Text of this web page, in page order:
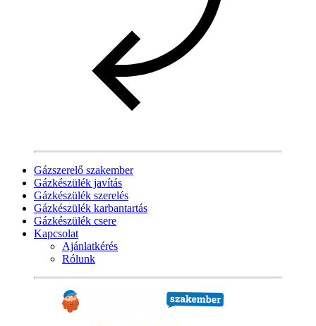
Gázszerelő szakember
Gázkészülék javítás
Gázkészülék szerelés
Gázkészülék karbantartás
Gázkészülék csere
Kapcsolat
Ajánlatkérés
Rólunk